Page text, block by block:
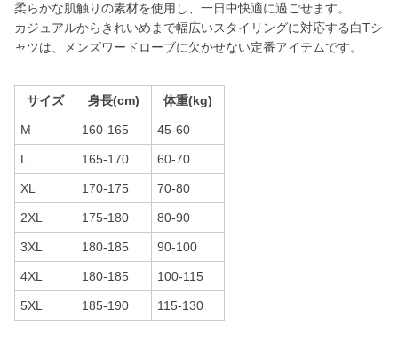
柔らかな肌触りの素材を使用し、一日中快適に過ごせます。
カジュアルからきれいめまで幅広いスタイリングに対応する白Tシ
ャツは、メンズワードローブに欠かせない定番アイテムです。
サイズ 身長(cm) 体重(kg)
M 160-165 45-60
L 165-170 60-70
XL 170-175 70-80
2XL 175-180 80-90
3XL 180-185 90-100
4XL 180-185 100-115
5XL 185-190 115-130